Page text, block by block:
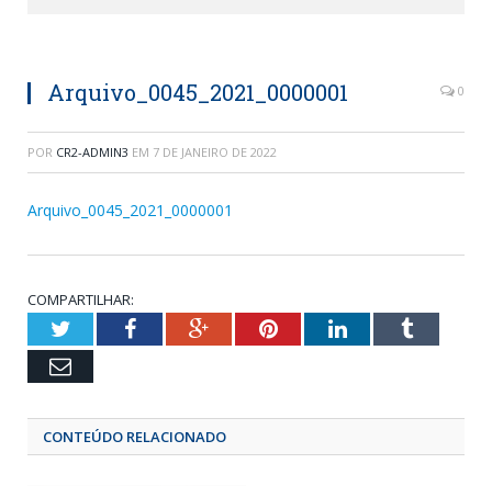
Arquivo_0045_2021_0000001 0
POR CR2-ADMIN3 EM 7 DE JANEIRO DE 2022
Arquivo_0045_2021_0000001
COMPARTILHAR:
TwitterFacebookGoogle+PinterestLinkedInTumblr
Email
CONTEÚDO RELACIONADO